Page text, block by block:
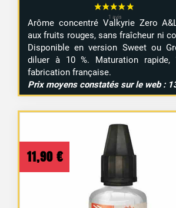
Arôme concentré Valkyrie Zero
aux fruits rouges, sans fraîcheur ni
Disponible en version Sweet ou
diluer à 10 %. Maturation rapide,
fabrication française.
Prix moyens constatés sur le web :
11,90 €